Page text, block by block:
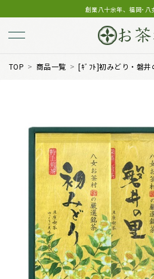
創業八十余年、福岡･八
TOP 商品一覧 [ｷﾞﾌﾄ]初みどり・磐